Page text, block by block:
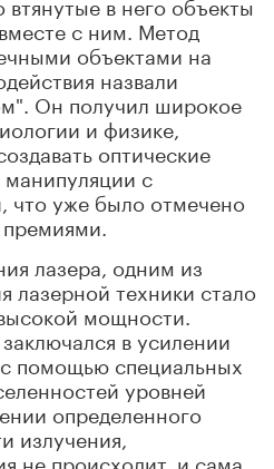
с ним. Метод
объектами на
назвали
Он получил широкое
и физике,
оптические
с
что уже было отмечено
лазера, одним из
лазерной техники стало
мощности.
в усилении
помощью специальных
уровней
определенного
излучения,
не происходит, и сама